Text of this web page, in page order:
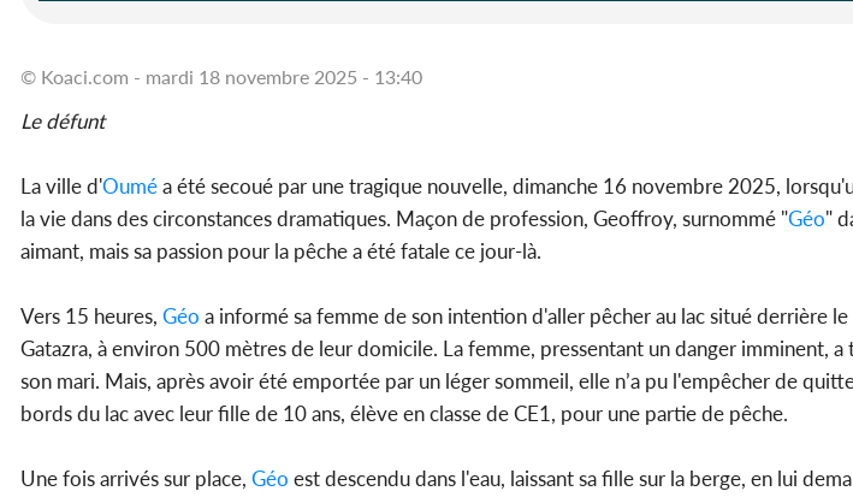
© Koaci.com - mardi 18 novembre 2025 - 13:40
Le défunt
La ville d'Ouméa été secoué par une tragique nouvelle, dimanche 16 novembre 2025,
la vie dans des circonstances dramatiques. Maçon de profession, Geoffroy, surnommé "Géo"
aimant, mais sa passion pour la pêche a été fatale ce jour-là.
Vers 15 heures, Géo a informé sa femme de son intention d'aller pêcher au lac situé derrière
Gatazra, à environ 500 mètres de leur domicile. La femme, pressentant un danger imminent,
son mari. Mais, après avoir été emportée par un léger sommeil, elle n’a pu l'empêcher de
bords du lac avec leur fille de 10 ans, élève en classe de CE1, pour une partie de pêche.
Une fois arrivés sur place, Géo est descendu dans l'eau, laissant sa fille sur la berge, en lui